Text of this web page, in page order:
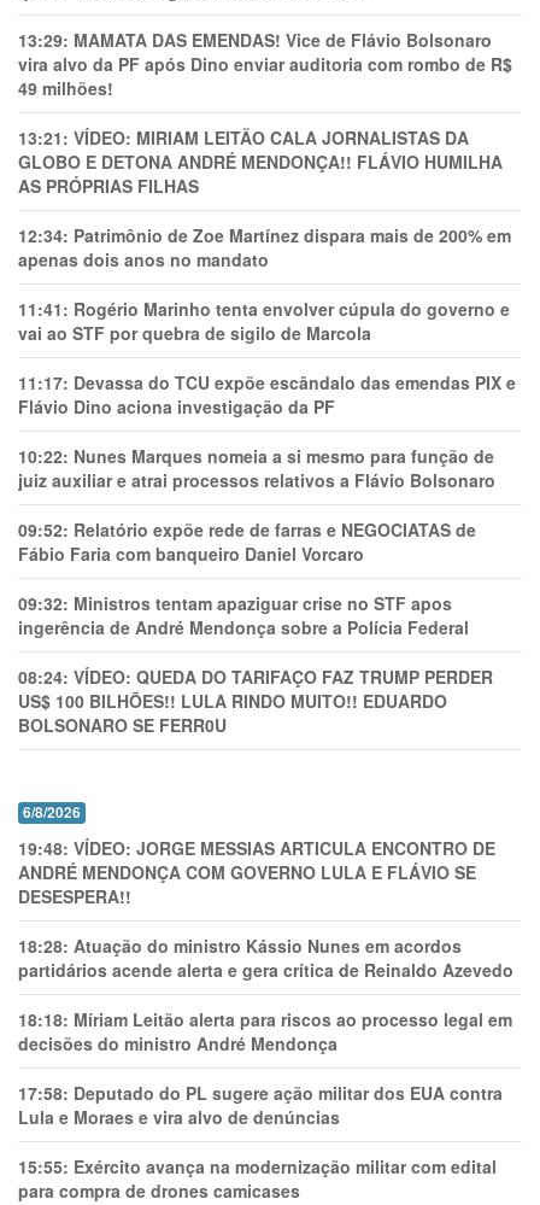
13:29: MAMATA DAS EMENDAS! Vice de Flávio Bolsonaro
vira alvo da PF após Dino enviar auditoria com rombo de R$
49 milhões!
13:21: VÍDEO: MIRIAM LEITÃO CALA JORNALISTAS DA
GLOBO E DETONA ANDRÉ MENDONÇA!! FLÁVIO HUMILHA
AS PRÓPRIAS FILHAS
12:34: Patrimônio de Zoe Martínez dispara mais de 200% em
apenas dois anos no mandato
11:41: Rogério Marinho tenta envolver cúpula do governo e
vai ao STF por quebra de sigilo de Marcola
11:17: Devassa do TCU expõe escândalo das emendas PIX e
Flávio Dino aciona investigação da PF
10:22: Nunes Marques nomeia a si mesmo para função de
juiz auxiliar e atrai processos relativos a Flávio Bolsonaro
09:52: Relatório expõe rede de farras e NEGOCIATAS de
Fábio Faria com banqueiro Daniel Vorcaro
09:32: Ministros tentam apaziguar crise no STF apos
ingerência de André Mendonça sobre a Polícia Federal
08:24: VÍDEO: QUEDA DO TARIFAÇO FAZ TRUMP PERDER
US$ 100 BILHÕES!! LULA RINDO MUITO!! EDUARDO
BOLSONARO SE FERR0U
6/8/2026
19:48: VÍDEO: JORGE MESSIAS ARTICULA ENCONTRO DE
ANDRÉ MENDONÇA COM GOVERNO LULA E FLÁVIO SE
DESESPERA!!
18:28: Atuação do ministro Kássio Nunes em acordos
partidários acende alerta e gera crítica de Reinaldo Azevedo
18:18: Míriam Leitão alerta para riscos ao processo legal em
decisões do ministro André Mendonça
17:58: Deputado do PL sugere ação militar dos EUA contra
Lula e Moraes e vira alvo de denúncias
15:55: Exército avança na modernização militar com edital
para compra de drones camicases